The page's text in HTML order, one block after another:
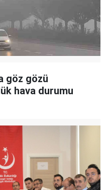
göz gözü
hava durumu